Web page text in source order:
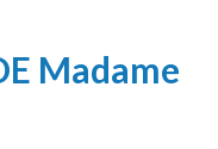
Madame